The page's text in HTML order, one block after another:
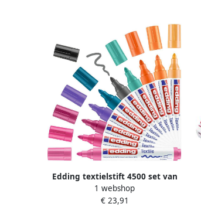
Edding textielstift 4500 set van
10 stuks in geassorteerde trendy
kleuren
1 webshop
€ 23,91